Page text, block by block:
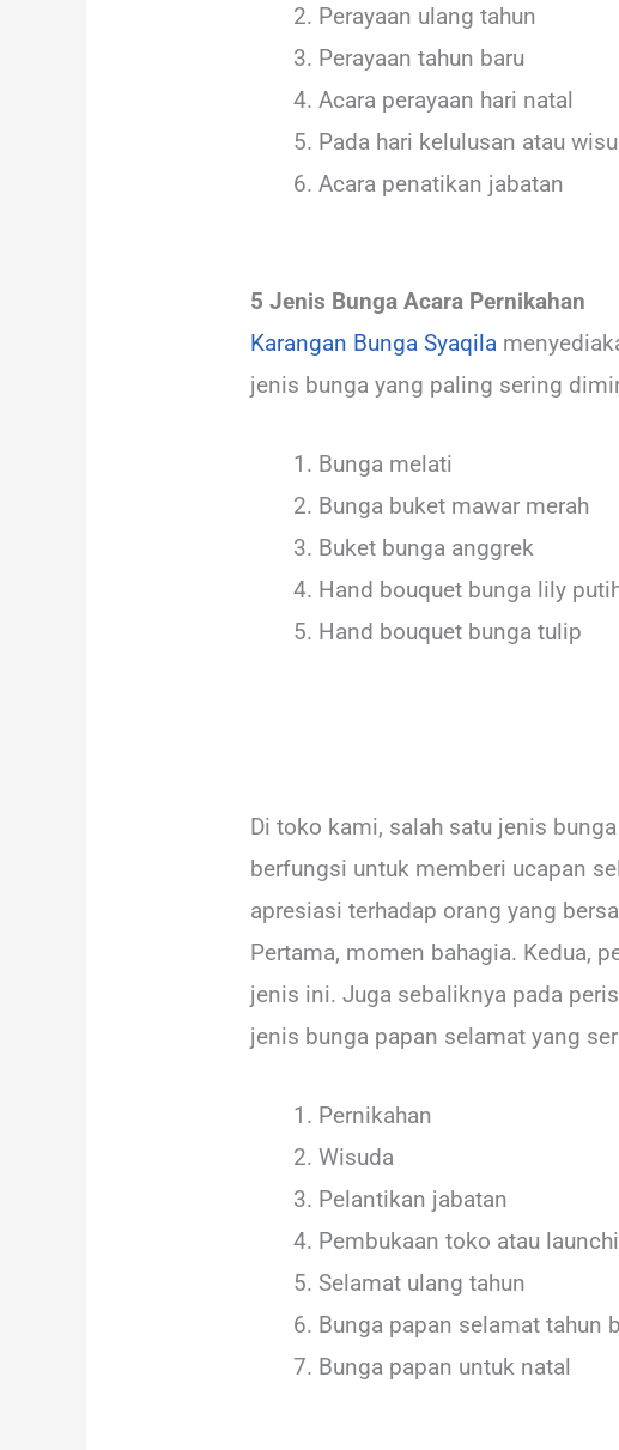
Perayaan ulang tahun
Perayaan tahun baru
Acara perayaan hari natal
Pada hari kelulusan atau
Acara penatikan jabatan
5 Jenis Bunga Acara Pernikahan
Karangan Bunga Syaqila
jenis bunga yang paling sering
Bunga melati
Bunga buket mawar merah
Buket bunga anggrek
Hand bouquet bunga lily
Hand bouquet bunga tulip
Di toko kami, salah satu jenis
berfungsi untuk memberi ucapan
apresiasi terhadap orang yang
Pertama, momen bahagia. Kedua,
jenis ini. Juga sebaliknya pada
jenis bunga papan selamat yang
Pernikahan
Wisuda
Pelantikan jabatan
Pembukaan toko atau
Selamat ulang tahun
Bunga papan selamat tahun
Bunga papan untuk natal